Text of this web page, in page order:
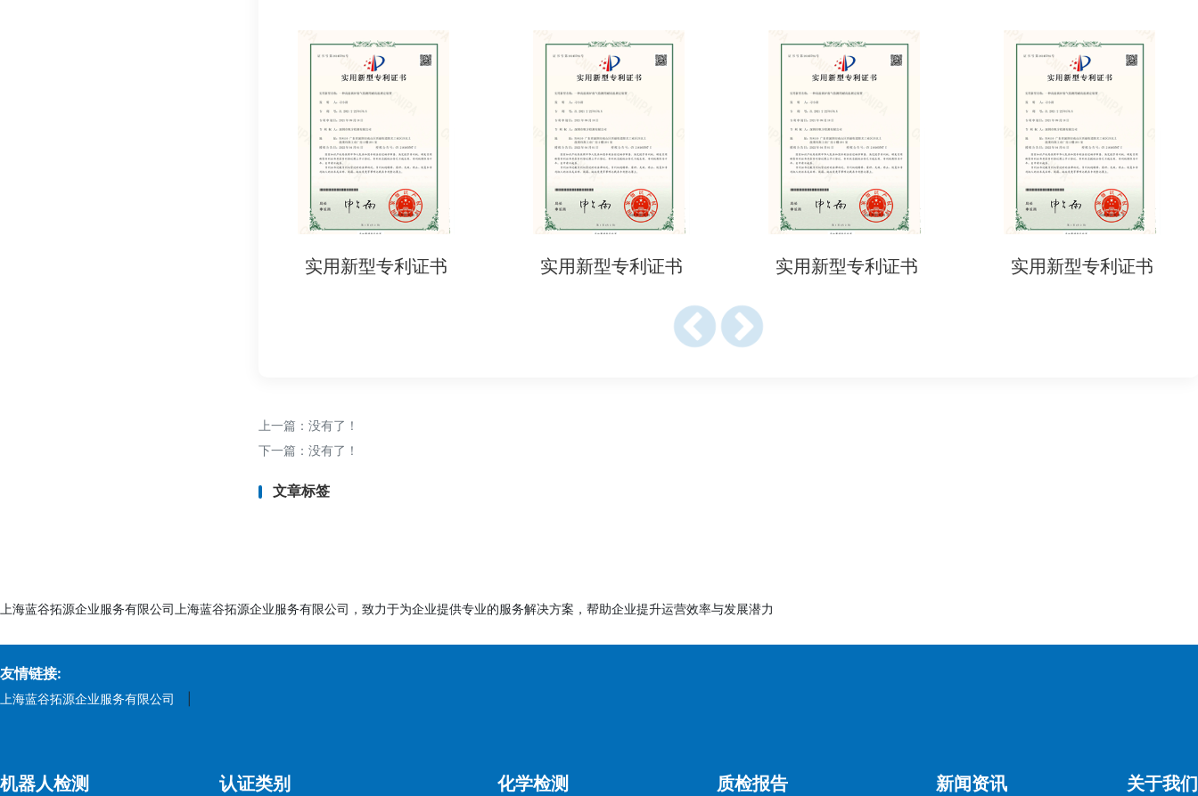
- (EC) No 2023/2006（良好生产规范，GMP）。
- 美国FDA标准：
- 21 CFR Part 175-178（食品接触材料法规）。
- 中国标准：
- GB 4806系列（食品接触材料及制品国家标准）。
- GB 9685-2016（食品接触材料添加剂使用标准）。
2. 行业标准：
- 法国DGCCRF：食品接触材料安全要求。
- 防止有害物质迁移到食品中，保护消费者健康。
3. 市场准入：
4. 品牌信誉：
- 常规周期：7-10个工作日（视样品复杂度和检测项目数量而定）。
- 成品或代表性材料（如塑料颗粒、金属片等），数量根据检测项而定。
实用新型专利证书 实用新型专利证书 实用新型专利证书 实用新型专利证书
上一篇：没有了！
下一篇：没有了！
文章标签
上海蓝谷拓源企业服务有限公司上海蓝谷拓源企业服务有限公司，致力于为企业提供专业的服务解决方案，帮助企业提升运营效率与发展潜力
友情链接:
上海蓝谷拓源企业服务有限公司
机器人检测 认证类别 化学检测 质检报告 新闻资讯 关于我们